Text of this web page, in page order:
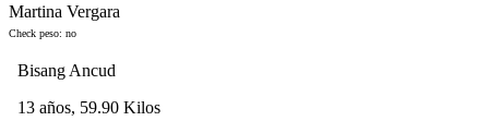
Martina Vergara
Check peso: no
Bisang Ancud
13 años, 59.90 Kilos